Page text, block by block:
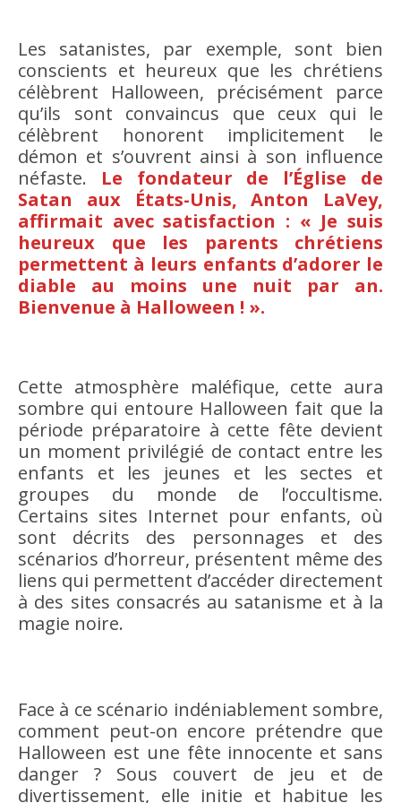
Les satanistes, par exemple, sont bien
conscients et heureux que les chrétiens
célèbrent Halloween, précisément parce
qu’ils sont convaincus que ceux qui le
célèbrent honorent implicitement le
démon et s’ouvrent ainsi à son influence
néfaste. Le fondateur de l’Église de
Satan aux États-Unis, Anton LaVey,
affirmait avec satisfaction : « Je suis
heureux que les parents chrétiens
permettent à leurs enfants d’adorer le
diable au moins une nuit par an.
Bienvenue à Halloween ! ».
Cette atmosphère maléfique, cette aura
sombre qui entoure Halloween fait que la
période préparatoire à cette fête devient
un moment privilégié de contact entre les
enfants et les jeunes et les sectes et
groupes du monde de l’occultisme.
Certains sites Internet pour enfants, où
sont décrits des personnages et des
scénarios d’horreur, présentent même des
liens qui permettent d’accéder directement
à des sites consacrés au satanisme et à la
magie noire.
Face à ce scénario indéniablement sombre,
comment peut-on encore prétendre que
Halloween est une fête innocente et sans
danger ? Sous couvert de jeu et de
divertissement, elle initie et habitue les